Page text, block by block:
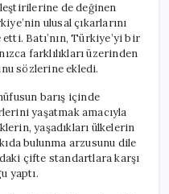
de değinen
ulusal çıkarlarını
Batı’nın, Türkiye’yi bir
farklılıkları üzerinden
sözlerine ekledi.
barış içinde
yaşatmak amacıyla
yaşadıkları ülkelerin
bulunma arzusunu dile
çifte standartlara karşı
yaptı.